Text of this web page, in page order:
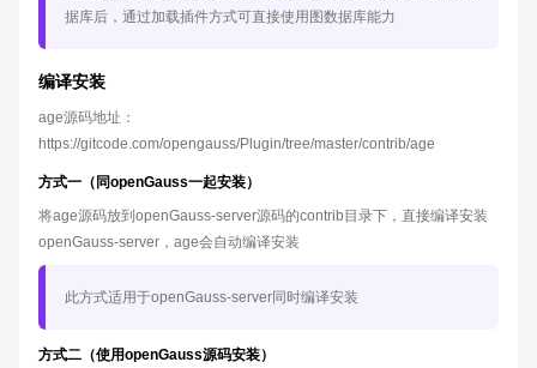
据库后，通过加载插件方式可直接使用图数据库能力
编译安装
age源码地址：
https://gitcode.com/opengauss/Plugin/tree/master/contrib/age
方式一（同openGauss一起安装）
将age源码放到openGauss-server源码的contrib目录下，直接编译安装
openGauss-server，age会自动编译安装
此方式适用于openGauss-server同时编译安装
方式二（使用openGauss源码安装）